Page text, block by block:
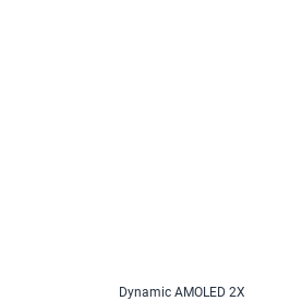
Dynamic AMOLED 2X